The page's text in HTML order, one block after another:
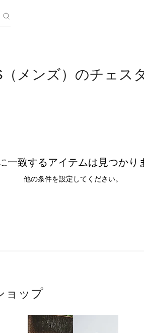
メンズ）のチェス
一致するアイテムは見つかり
他の条件を設定してください。
ョップ